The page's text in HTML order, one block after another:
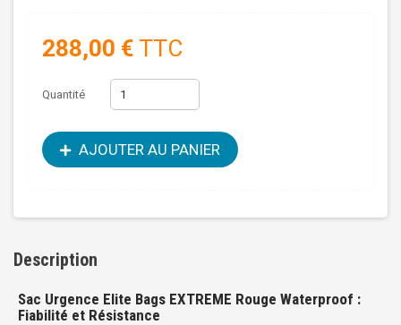
288,00 € TTC
Quantité
AJOUTER AU PANIER
Description
Sac Urgence Elite Bags EXTREME Rouge Waterproof :
Fiabilité et Résistance